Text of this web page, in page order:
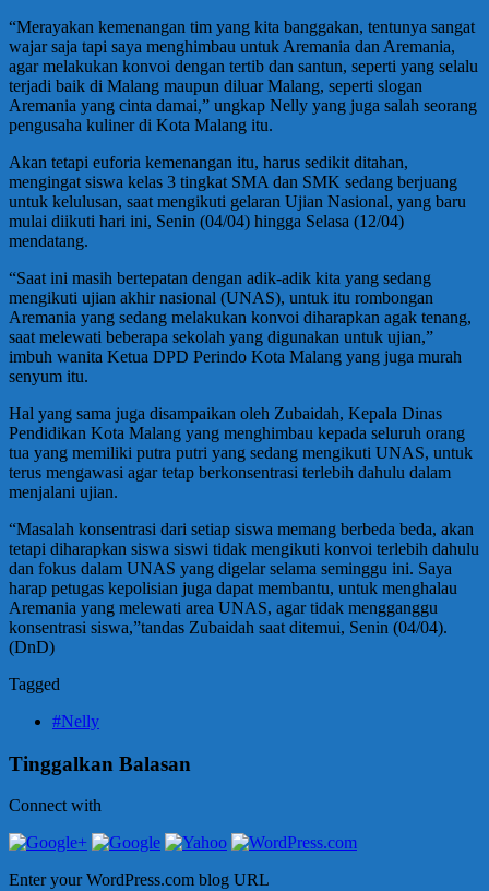
“Merayakan kemenangan tim yang kita banggakan, tentunya sangat
wajar saja tapi saya menghimbau untuk Aremania dan Aremania,
agar melakukan konvoi dengan tertib dan santun, seperti yang selalu
terjadi baik di Malang maupun diluar Malang, seperti slogan
Aremania yang cinta damai,” ungkap Nelly yang juga salah seorang
pengusaha kuliner di Kota Malang itu.
Akan tetapi euforia kemenangan itu, harus sedikit ditahan,
mengingat siswa kelas 3 tingkat SMA dan SMK sedang berjuang
untuk kelulusan, saat mengikuti gelaran Ujian Nasional, yang baru
mulai diikuti hari ini, Senin (04/04) hingga Selasa (12/04)
mendatang.
“Saat ini masih bertepatan dengan adik-adik kita yang sedang
mengikuti ujian akhir nasional (UNAS), untuk itu rombongan
Aremania yang sedang melakukan konvoi diharapkan agak tenang,
saat melewati beberapa sekolah yang digunakan untuk ujian,”
imbuh wanita Ketua DPD Perindo Kota Malang yang juga murah
senyum itu.
Hal yang sama juga disampaikan oleh Zubaidah, Kepala Dinas
Pendidikan Kota Malang yang menghimbau kepada seluruh orang
tua yang memiliki putra putri yang sedang mengikuti UNAS, untuk
terus mengawasi agar tetap berkonsentrasi terlebih dahulu dalam
menjalani ujian.
“Masalah konsentrasi dari setiap siswa memang berbeda beda, akan
tetapi diharapkan siswa siswi tidak mengikuti konvoi terlebih dahulu
dan fokus dalam UNAS yang digelar selama seminggu ini. Saya
harap petugas kepolisian juga dapat membantu, untuk menghalau
Aremania yang melewati area UNAS, agar tidak mengganggu
konsentrasi siswa,”tandas Zubaidah saat ditemui, Senin (04/04).
(DnD)
Tagged
#Nelly
Tinggalkan Balasan
Connect with
Enter your WordPress.com blog URL